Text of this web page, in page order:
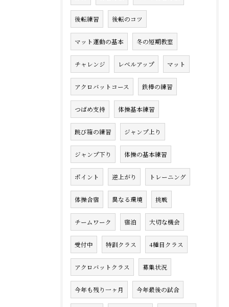
後転練習 後転のコツ
マット運動の基本 冬の短期教室
チャレンジ レベルアップ マット
アクロバットコース 鉄棒の練習
つばめ支持 体操基本練習
跳び箱の練習 ジャンプ上り
ジャンプ下り 体操の基本練習
ポイント 逆上がり トレーニング
体操合宿 異なる環境 挑戦
チームワーク 宿泊 大切な機会
受付中 特訓クラス 4種目クラス
アクロバットクラス 募集状況
今年も残り一ヶ月 今年最後の試合